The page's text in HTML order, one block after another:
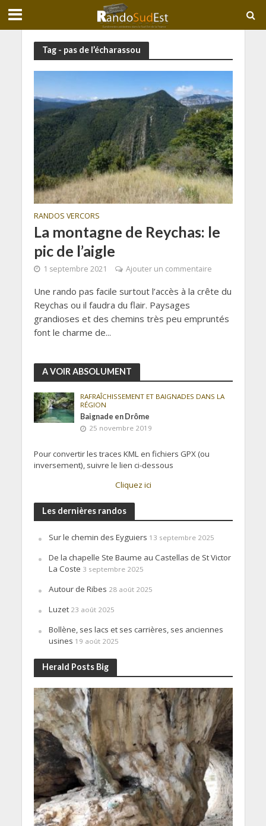
Tag - pas de l’écharassou
RANDOS VERCORS
La montagne de Reychas: le
pic de l’aigle
1 septembre 2021 Ajouter un commentaire
Une rando pas facile surtout l’accès à la crête du
Reychas ou il faudra du flair. Paysages
grandioses et des chemins très peu empruntés
font le charme de...
A VOIR ABSOLUMENT
RAFRAÎCHISSEMENT ET BAIGNADES DANS LA
RÉGION
Baignade en Drôme
25 novembre 2019
Pour convertir les traces KML en fichiers GPX (ou
inversement), suivre le lien ci-dessous
Cliquez ici
Les dernières randos
Sur le chemin des Eyguiers 13 septembre 2025
De la chapelle Ste Baume au Castellas de St Victor
La Coste 3 septembre 2025
Autour de Ribes 28 août 2025
Luzet 23 août 2025
Bollène, ses lacs et ses carrières, ses anciennes
usines 19 août 2025
Herald Posts Big